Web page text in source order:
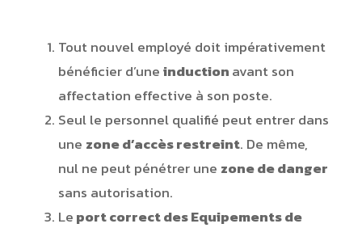
Tout nouvel employé doit impérativement
bénéficier d’uneinductionavant son
affectation effective à son poste.
Seul le personnel qualifié peut entrer dans
une zone d’accès restreint. De même,
nul ne peut pénétrer une zone de danger
sans autorisation.
Leport correct des Equipements de